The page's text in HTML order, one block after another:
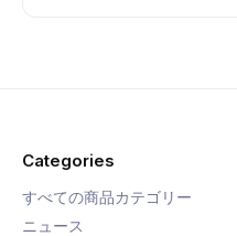
Categories
すべての商品カテゴリー
ニュース